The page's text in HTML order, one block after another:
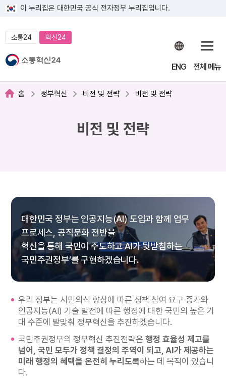
이 누리집은 대한민국 공식 전자정부 누리집입니다.
소통24 혁신24
ENG 전체 메뉴
홈 정부혁신 비전 및 전략 비전 및 전략
비전 및 전략
대한민국 정부는 인공지능(AI) 도입과 함께 업무
프로세스, 공직문화 전반을
혁신을 통해 국민이 주도하고 AI가 뒷받침하는
국민주권정부’를 구현하겠습니다.
우리 정부는 시민의식 향상에 따른 정책 참여 요구 증가와
인공지능(AI) 기술 발전에 따른 행정에 대한 국민의 높은 기
대 수준에 발맞춰 정부혁신을 추진하겠습니다.
국민주권정부의 정부혁신 추진전략은 행정 효율성 제고를
넘어, 국민 모두가 정책 결정의 주역이 되고, AI가 제공하는
미래 행정의 혜택을 온전히 누리도록하는 데 목적이 있습니
다.